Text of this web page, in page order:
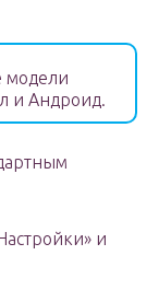
модели
и Андроид.
и